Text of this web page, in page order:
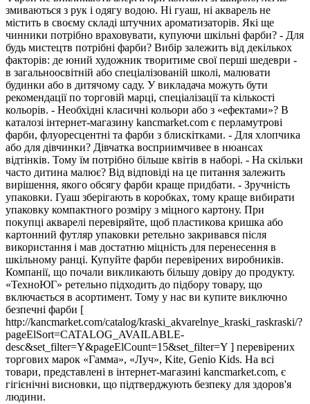
змиваються з рук і одягу водою. Ні гуаш, ні акварель не
містить в своєму складі штучних ароматизаторів. Які ще
чинники потрібно враховувати, купуючи шкільні фарби? - Для
будь мистецтв потрібні фарби? Вибір залежить від декількох
факторів: де юний художник творитиме свої перші шедеври -
в загальноосвітній або спеціалізованій школі, малювати
будинки або в дитячому саду. У викладача можуть бути
рекомендації по торговій марці, спеціалізації та кількості
кольорів. - Необхідні класичні кольори або з «ефектами»? В
каталозі інтернет-магазину kancmarket.com є перламутрові
фарби, флуоресцентні та фарби з блискітками. - Для хлопчика
або для дівчинки? Дівчатка восприимчивее в нюансах
відтінків. Тому їм потрібно більше квітів в наборі. - На скільки
часто дитина малює? Від відповіді на це питання залежить
вирішення, якого обсягу фарби краще придбати. - Зручність
упаковки. Гуаш зберігають в коробках, тому краще вибирати
упаковку компактного розміру з міцного картону. При
покупці акварелі перевіряйте, щоб пластикова кришка або
картонний футляр упаковки ретельно закривався після
використання і мав достатню міцність для перенесення в
шкільному ранці. Купуйте фарби перевірених виробників.
Компанії, що почали викликають більшу довіру до продукту.
«ТехноЮГ» ретельно підходить до підбору товару, що
включається в асортимент. Тому у нас ви купите виключно
безпечні фарби [
http://kancmarket.com/catalog/kraski_akvarelnye_kraski_raskraski/?
pageElSort=CATALOG_AVAILABLE-
desc&set_filter=Y&pageElCount=15&set_filter=Y ] перевірених
торгових марок «Гамма», «Луч», Kite, Genio Kids. На всі
товари, представлені в інтернет-магазині kancmarket.com, є
гігієнічні висновки, що підтверджують безпеку для здоров'я
людини.